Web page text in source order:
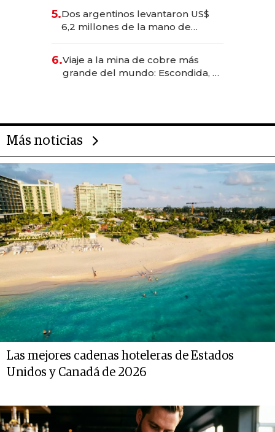
para convertirse en experiencias
transformadoras
5.Dos argentinos levantaron US$
6,2 millones de la mano de
6.Viaje a la mina de cobre más
grande del mundo: Escondida, el
Más noticias
Las mejores cadenas hoteleras de Estados
Unidos y Canadá de 2026